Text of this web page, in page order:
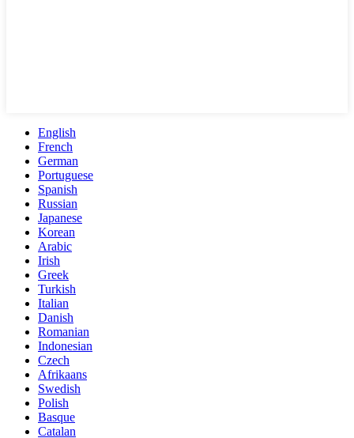
English
French
German
Portuguese
Spanish
Russian
Japanese
Korean
Arabic
Irish
Greek
Turkish
Italian
Danish
Romanian
Indonesian
Czech
Afrikaans
Swedish
Polish
Basque
Catalan